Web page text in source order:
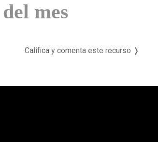
mes
Califica y comenta este recurso ❭